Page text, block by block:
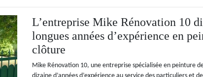
L’entreprise Mike Rénovation 10
longues années d’expérience en
clôture
Mike Rénovation 10, une entreprise spécialisée en peinture